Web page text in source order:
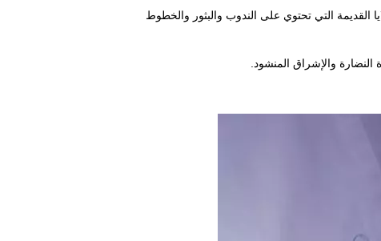
القديمة التي تحتوي على الندوب والبثور والخطوط
والإشراق المنشود.